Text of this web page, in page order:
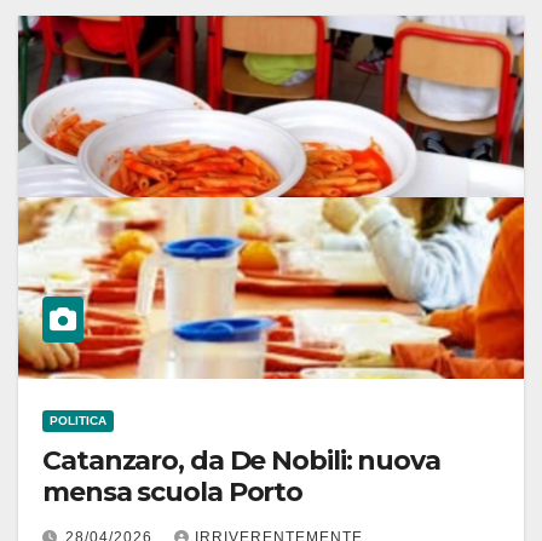
POLITICA
Catanzaro, da De Nobili: nuova
mensa scuola Porto
28/04/2026 IRRIVERENTEMENTE